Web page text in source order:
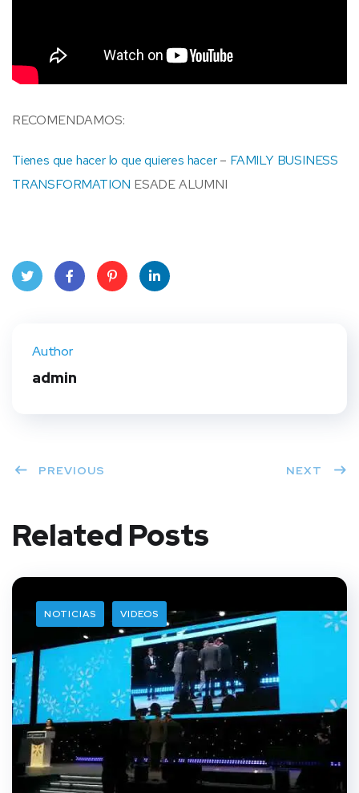
RECOMENDAMOS:
Tienes que hacer lo que quieres hacer– FAMILY BUSINESS
TRANSFORMATION ESADE ALUMNI
Author
admin
PREVIOUS NEXT
Related Posts
NOTICIAS VIDEOS